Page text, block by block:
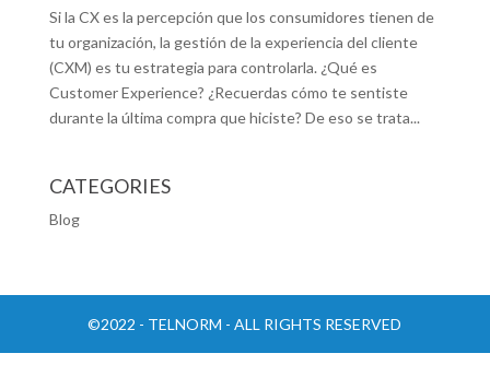
Si la CX es la percepción que los consumidores tienen de
tu organización, la gestión de la experiencia del cliente
(CXM) es tu estrategia para controlarla. ¿Qué es
Customer Experience? ¿Recuerdas cómo te sentiste
durante la última compra que hiciste? De eso se trata...
CATEGORIES
Blog
©2022 - TELNORM - ALL RIGHTS RESERVED